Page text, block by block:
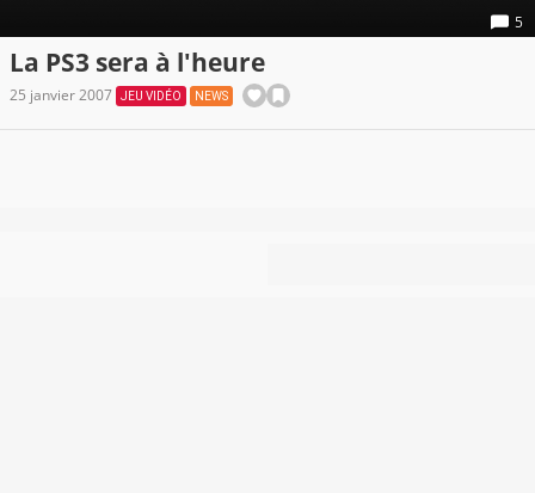
5
La PS3 sera à l'heure
25 janvier 2007 JEU VIDÉO NEWS